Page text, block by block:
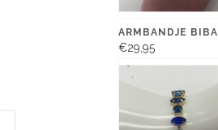
ARMBANDJE BIBA
€29,95